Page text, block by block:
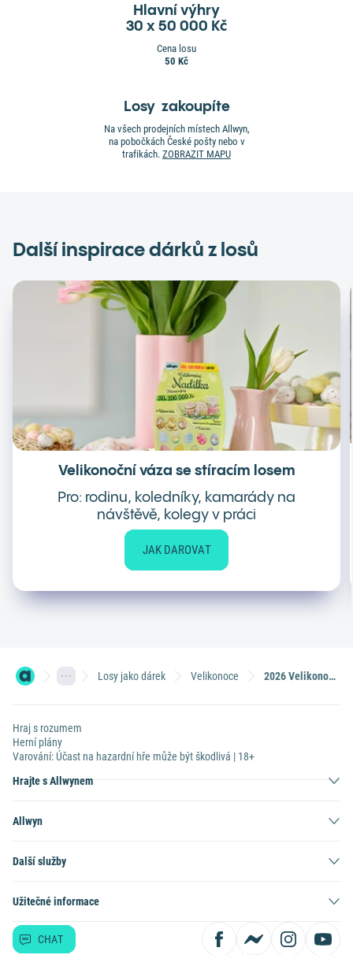
Hlavní výhry
30 x 50 000 Kč
Cena losu
50 Kč
Losy zakoupíte
Na všech prodejních místech Allwyn,
na pobočkách České pošty nebo v
trafikách. ZOBRAZIT MAPU
Další inspirace dárků z losů
Velikonoční váza se stíracím losem
Pro: rodinu, koledníky, kamarády na
návštěvě, kolegy v práci
JAK DAROVAT
Losy jako dárek Velikonoce 2026 Velikonoční pohoštění se stíracím losem
Hraj s rozumem
Herní plány
Varování: Účast na hazardní hře může být škodlivá | 18+
Hrajte s Allwynem
Allwyn
Další služby
Užitečné informace
CHAT